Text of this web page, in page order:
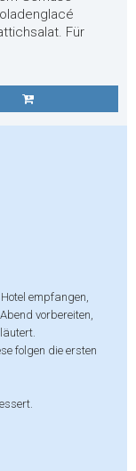
Für
empfangen,
vorbereiten,
folgen die ersten